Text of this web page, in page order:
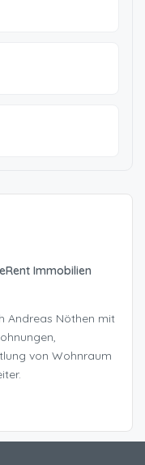
Immobilien
Andreas Nöthen mit
von Wohnraum